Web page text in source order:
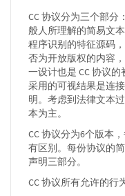
CC 协议分为三个部
般人所理解的简易文
程序识别的特征源码
否为开放版权的内容
一设计也是 CC 协议
采用的可视结果是连
明。考虑到法律文本
本为主。
CC 协议分为6个版本
有区别。每份协议的
声明三部分。
CC 协议所有允许的行